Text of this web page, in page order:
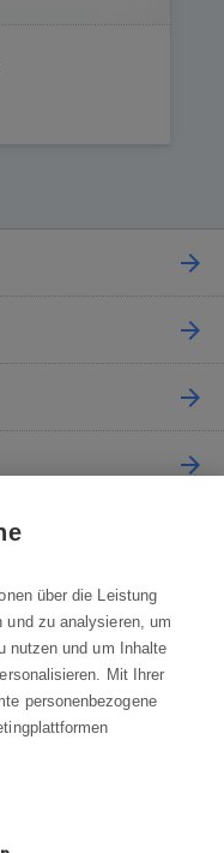
Uhr
über die Leistung
und zu analysieren, um
nutzen und um Inhalte
Mit Ihrer
personenbezogene